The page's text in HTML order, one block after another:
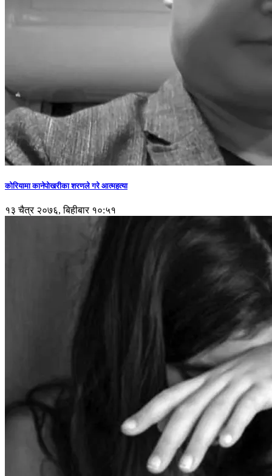
कोरियामा कानेपोखरीका शरणले गरे आत्महत्या
१३ चैत्र २०७६, बिहीबार १०:५१